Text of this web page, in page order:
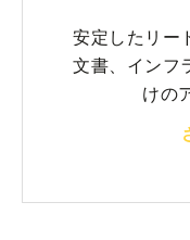
安定したリー
文書、インフ
けの